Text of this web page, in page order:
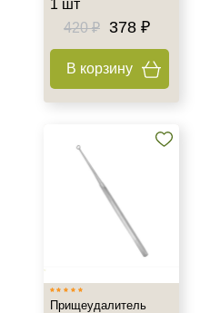
1 шт
420 ₽
378 ₽
В корзину
Прищеудалитель